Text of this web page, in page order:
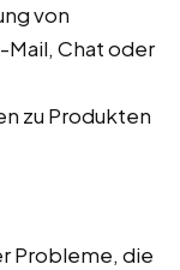
von
Mail, Chat oder
zu Produkten
Probleme, die